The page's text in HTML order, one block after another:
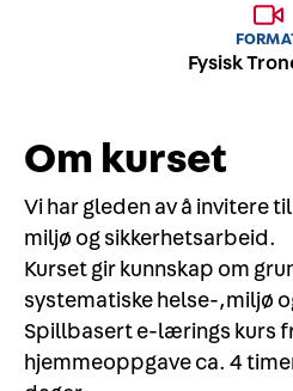
Fysisk
Om kurset
Vi har gleden av å invitere
miljø og sikkerhetsarbeid.
Kurset gir kunnskap om
systematiske helse-,miljø
Spillbasert e-lærings kurs
hjemmeoppgave ca. 4